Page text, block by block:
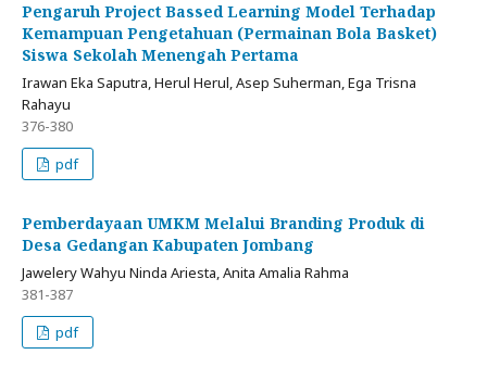
Pengaruh Project Bassed Learning Model Terhadap
Kemampuan Pengetahuan (Permainan Bola Basket)
Siswa Sekolah Menengah Pertama
Irawan Eka Saputra, Herul Herul, Asep Suherman, Ega Trisna
Rahayu
376-380
pdf
Pemberdayaan UMKM Melalui Branding Produk di
Desa Gedangan Kabupaten Jombang
Jawelery Wahyu Ninda Ariesta, Anita Amalia Rahma
381-387
pdf